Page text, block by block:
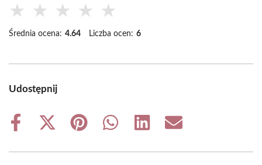
★ ★ ★ ★ ★
Średnia ocena: 4.64 Liczba ocen: 6
Udostępnij
Share
Share
(Twitter)
Share
Share
Share
Share